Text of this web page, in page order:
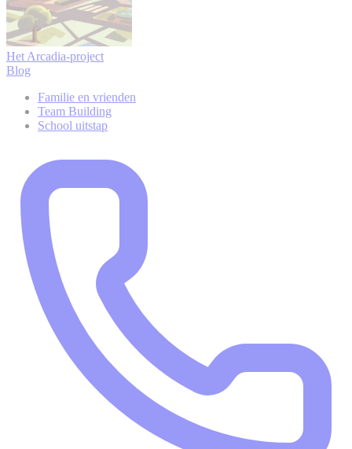
Het Arcadia-project
Blog
Familie en vrienden
Team Building
School uitstap